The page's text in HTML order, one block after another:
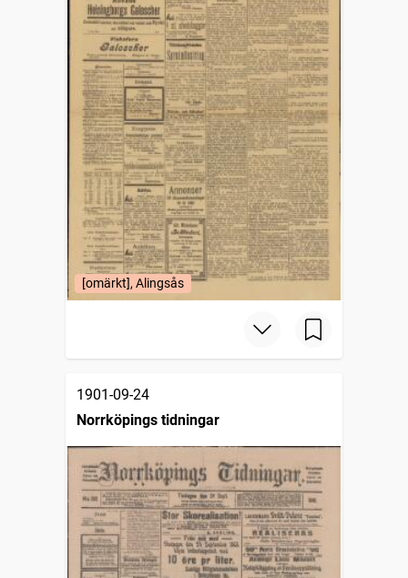
[omärkt], Alingsås
1901-09-24
Norrköpings tidningar